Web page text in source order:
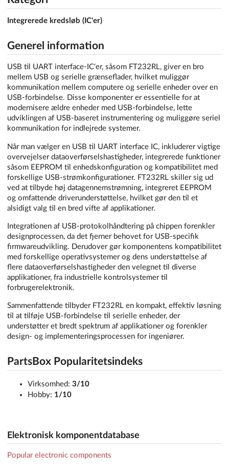
Integrerede kredsløb (IC'er)
Generel information
USB til UART interface-IC'er, såsom FT232RL, giver en bro
mellem USB og serielle grænseflader, hvilket muliggør
kommunikation mellem computere og serielle enheder over en
USB-forbindelse. Disse komponenter er essentielle for at
modernisere ældre enheder med USB-forbindelse, lette
udviklingen af USB-baseret instrumentering og muliggøre seriel
kommunikation for indlejrede systemer.
Når man vælger en USB til UART interface IC, inkluderer vigtige
overvejelser dataoverførselshastigheder, integrerede funktioner
såsom EEPROM til enhedskonfiguration og kompatibilitet med
forskellige USB-strømkonfigurationer. FT232RL skiller sig ud
ved at tilbyde høj datagennemstrømning, integreret EEPROM
og omfattende driverunderstøttelse, hvilket gør den til et
alsidigt valg til en bred vifte af applikationer.
Integrationen af USB-protokolhåndtering på chippen forenkler
designprocessen, da det fjerner behovet for USB-specifik
firmwareudvikling. Derudover gør komponentens kompatibilitet
med forskellige operativsystemer og dens understøttelse af
flere dataoverførselshastigheder den velegnet til diverse
applikationer, fra industrielle kontrolsystemer til
forbrugerelektronik.
Sammenfattende tilbyder FT232RL en kompakt, effektiv løsning
til at tilføje USB-forbindelse til serielle enheder, der
understøtter et bredt spektrum af applikationer og forenkler
design- og implementeringsprocessen for ingeniører.
PartsBox Popularitetsindeks
Virksomhed: 3/10
Hobby: 1/10
Elektronisk komponentdatabase
Popular electronic components